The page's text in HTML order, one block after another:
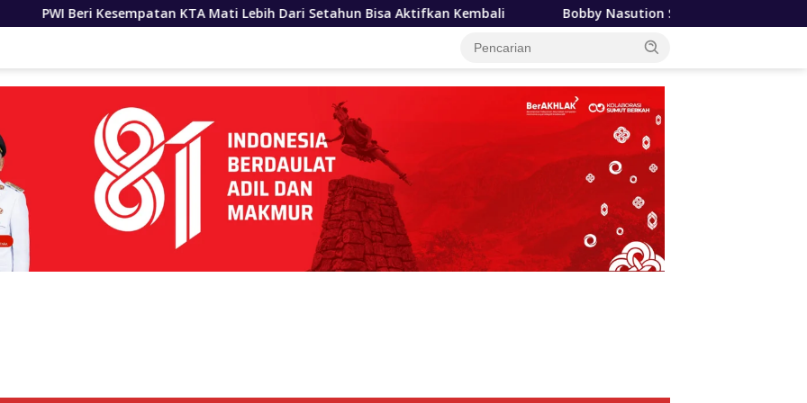
KTA Mati Lebih Dari Setahun Bisa Aktifkan Kembali Bobby Nasution Siapkan Beasiswa Mahasiswa Poltekkes